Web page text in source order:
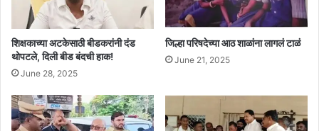
शिक्षकाच्या अटकेसाठी बीडकरांनी दंड
थोपटले, दिली बीड बंदची हाक!
June 28, 2025
जिल्हा परिषदेच्या आठ शाळांना लागलं टाळं
June 21, 2025